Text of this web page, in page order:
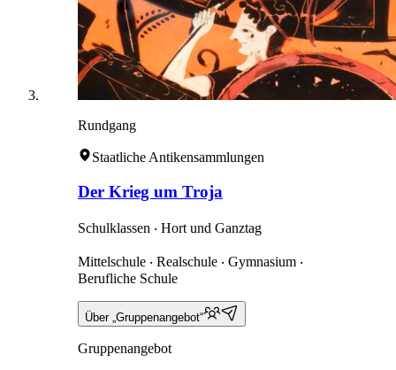
Rundgang
Staatliche Antikensammlungen
Der Krieg um Troja
Schulklassen ‧ Hort und Ganztag
Mittelschule ‧ Realschule ‧ Gymnasium ‧
Berufliche Schule
Über „Gruppenangebot“
Gruppenangebot